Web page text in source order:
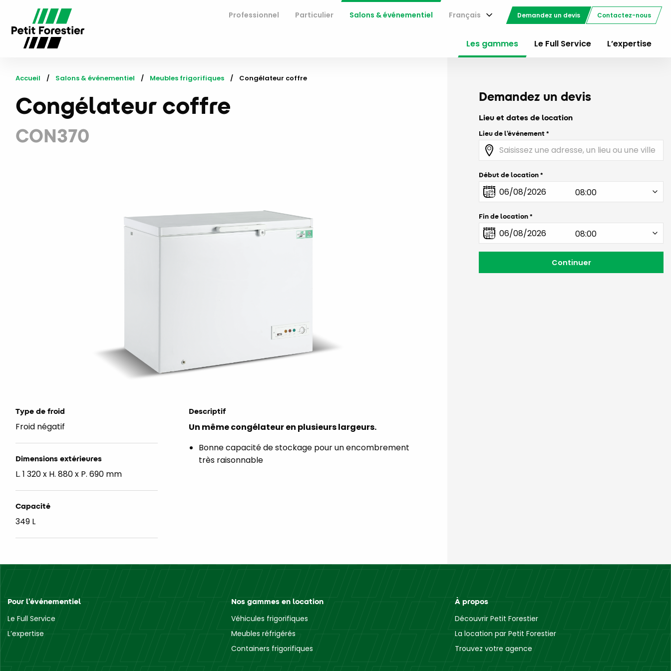
Professionnel Particulier Salons & événementiel Français Demandez un devis Contactez-nous
Les gammes Le Full Service L’expertise
Accueil Salons & événementiel Meubles frigorifiques Current:
Congélateur coffre
Congélateur coffre
CON370
Type de froid
Froid négatif
Dimensions extérieures
L. 1 320 x H. 880 x P. 690 mm
Capacité
349 L
Descriptif
Un même congélateur en plusieurs largeurs.
Bonne capacité de stockage pour un encombrement
très raisonnable
Demandez un devis
Lieu et dates de location
Lieu de l’événement
Début de location
Fin de location
Pour l’événementiel
Le Full Service
L’expertise
Nos gammes en location
Véhicules frigorifiques
Meubles réfrigérés
Containers frigorifiques
À propos
Découvrir Petit Forestier
La location par Petit Forestier
Trouvez votre agence